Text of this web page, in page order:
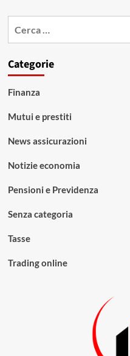
Categorie
Finanza
Mutui e prestiti
News assicurazioni
Notizie economia
Pensioni e Previdenza
Senza categoria
Tasse
Trading online